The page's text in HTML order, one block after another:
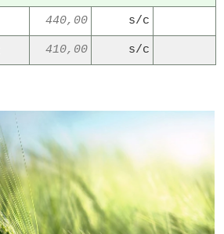
440,00 s/c
410,00 s/c